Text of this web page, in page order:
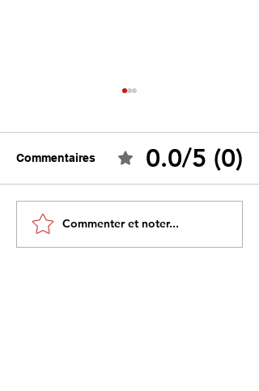
Tebboune face à ses
propres mirages :
Commentaires 0.0/5 (0)
Commenter et noter...